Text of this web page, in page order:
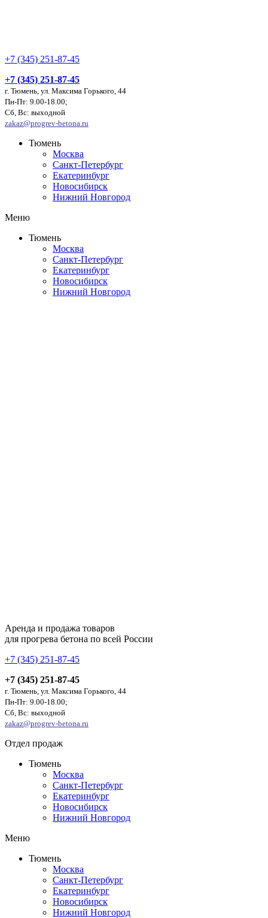
+7 (345) 251-87-45
+7 (345) 251-87-45
г. Тюмень, ул. Максима Горького, 44
Пн-Пт: 9.00-18.00;
Сб, Вс: выходной
zakaz@progrev-betona.ru
Тюмень
Москва
Санкт-Петербург
Екатеринбург
Новосибирск
Нижний Новгород
Меню
Тюмень
Москва
Санкт-Петербург
Екатеринбург
Новосибирск
Нижний Новгород
Аренда и продажа товаров
для прогрева бетона по всей России
+7 (345) 251-87-45
+7 (345) 251-87-45
г. Тюмень, ул. Максима Горького, 44
Пн-Пт: 9.00-18.00;
Сб, Вс: выходной
zakaz@progrev-betona.ru
Отдел продаж
Тюмень
Москва
Санкт-Петербург
Екатеринбург
Новосибирск
Нижний Новгород
Меню
Тюмень
Москва
Санкт-Петербург
Екатеринбург
Новосибирск
Нижний Новгород